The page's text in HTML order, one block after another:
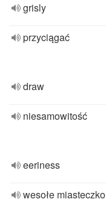
grisly
przyciągać
draw
niesamowitość
eeriness
wesołe miasteczko